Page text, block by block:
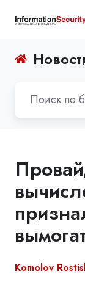
Komolov